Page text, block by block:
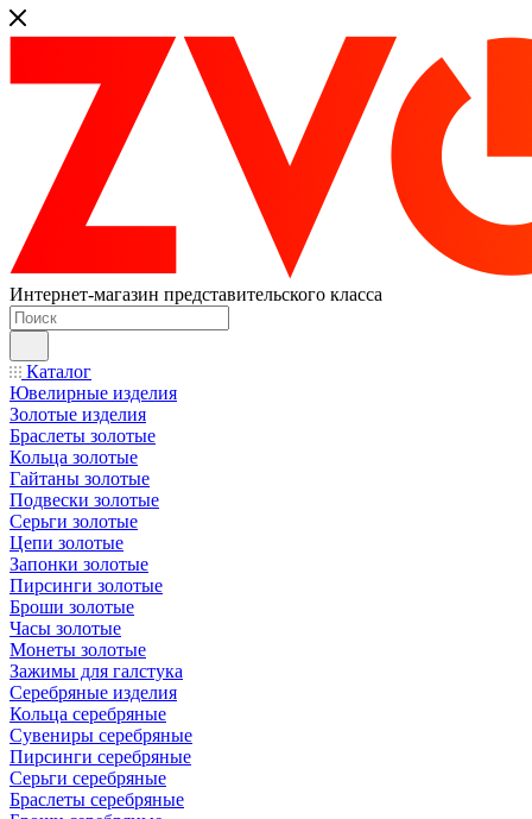
Интернет-магазин представительского класса
Каталог
Ювелирные изделия
Золотые изделия
Браслеты золотые
Кольца золотые
Гайтаны золотые
Подвески золотые
Серьги золотые
Цепи золотые
Запонки золотые
Пирсинги золотые
Броши золотые
Часы золотые
Монеты золотые
Зажимы для галстука
Серебряные изделия
Кольца серебряные
Сувениры серебряные
Пирсинги серебряные
Серьги серебряные
Браслеты серебряные